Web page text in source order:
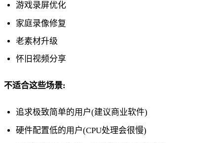
游戏录屏优化
家庭录像修复
老素材升级
怀旧视频分享
不适合这些场景:
追求极致简单的用户(建议商业软件)
硬件配置低的用户(CPU处理会很慢)